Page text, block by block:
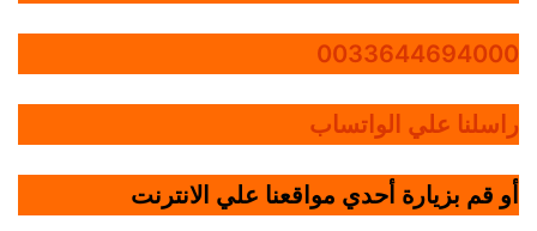
0033644694000
راسلنا علي الواتساب
أو قم بزيارة أحدي مواقعنا علي الانترنت